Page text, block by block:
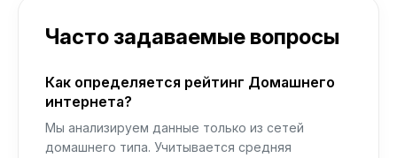
Часто задаваемые вопросы
Как определяется рейтинг Домашнего
интернета?
Мы анализируем данные только из сетей
домашнего типа. Учитывается средняя